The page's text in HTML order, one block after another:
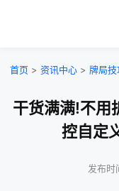
首页 > 资讯中心 > 牌局技
干货满满!不用
控自定
发布